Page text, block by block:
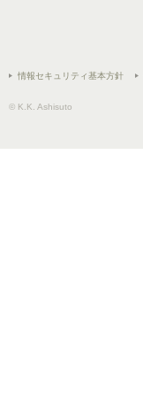
情報セキュリティ基本方針
© K.K. Ashisuto